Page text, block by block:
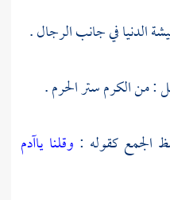
الدنيا في جانب الرجال .
: من الكرم ستر الحرم .
الجمع كقوله : وقلنا ياآدم